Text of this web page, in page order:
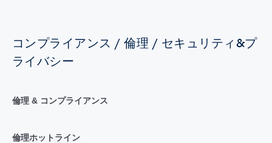
コンプライアンス / 倫理 / セキュリティ&プ
ライバシー
倫理 & コンプライアンス
倫理ホットライン